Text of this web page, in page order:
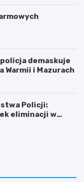
demaskuje
Warmii i Mazurach
Policji:
eliminacji w